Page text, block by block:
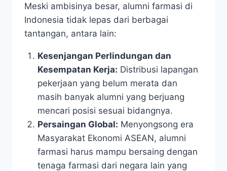
Meski ambisinya besar, alumni farmasi di
Indonesia tidak lepas dari berbagai
tantangan, antara lain:
Kesenjangan Perlindungan dan
Kesempatan Kerja: Distribusi lapangan
pekerjaan yang belum merata dan
masih banyak alumni yang berjuang
mencari posisi sesuai bidangnya.
Persaingan Global: Menyongsong era
Masyarakat Ekonomi ASEAN, alumni
farmasi harus mampu bersaing dengan
tenaga farmasi dari negara lain yang